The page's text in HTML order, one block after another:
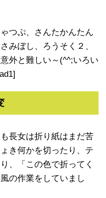
つぷ、さんたかんたん
みぼし、ろうそく２、
外と難しい～(^^;いろい
長女は折り紙はまだ苦
き何かを切ったり、テ
、「この色で折ってく
の作業をしていまし